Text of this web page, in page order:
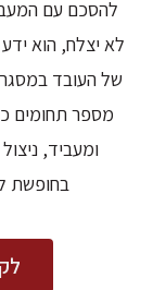
להסכם עם
לא יצלח, הוא
של העובד
מספר תחומים
ומעביד,
בחופשת